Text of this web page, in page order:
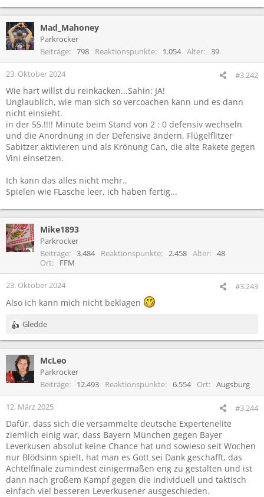
Mad_Mahoney
Parkrocker
Beiträge
798 Reaktionspunkte 1.054 Alter 39
23. Oktober 2024 #3.242
Wie hart willst du reinkacken...Sahin: JA!
Unglaublich, wie man sich so vercoachen kann und es dann
nicht einsieht.
in der 55.!!!! Minute beim Stand von 2 : 0 defensiv wechseln
und die Anordnung in der Defensive ändern, Flügelflitzer
Sabitzer aktivieren und als Krönung Can, die alte Rakete gegen
Vini einsetzen.
Ich kann das alles nicht mehr..
Spielen wie FLasche leer, ich haben fertig...
Mike1893
Parkrocker
Beiträge
3.484 Reaktionspunkte 2.458 Alter
48
Ort
FFM
23. Oktober 2024 #3.243
Also ich kann mich nicht beklagen
R
e
t
i
n
n
:
Gledde
McLeo
Parkrocker
Beiträge
12.493 Reaktionspunkte 6.554 Ort Augsburg
12. März 2025 #3.244
Dafür, dass sich die versammelte deutsche Expertenelite
ziemlich einig war, dass Bayern München gegen Bayer
Leverkusen absolut keine Chance hat und sowieso seit Wochen
nur Blödsinn spielt, hat man es Gott sei Dank geschafft, das
Achtelfinale zumindest einigermaßen eng zu gestalten und ist
dann nach großem Kampf gegen die individuell und taktisch
einfach viel besseren Leverkusener ausgeschieden.